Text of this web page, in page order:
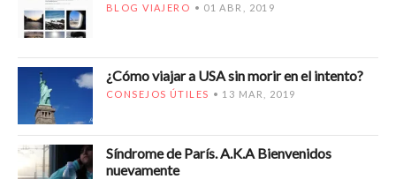
BLOG VIAJERO 01 ABR, 2019
¿Cómo viajar a USA sin morir en el intento?
CONSEJOS ÚTILES 13 MAR, 2019
Síndrome de París. A.K.A Bienvenidos
nuevamente